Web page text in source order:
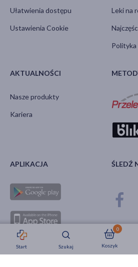
Strefa okazji Nowości
Start Szukaj Koszyk
0
Ułatwienia dostępu
Ustawienia Cookie
Leki na
AKTUALNOŚCI
Nasze produkty
Kariera
APLIKACJA ŚLEDŹ